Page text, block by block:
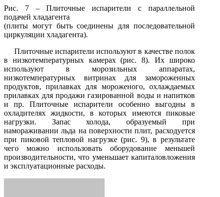
Рис. 7 – Плиточные испарители с параллельной
подачей хладагента
(плиты могут быть соединены для последовательной
циркуляции хладагента).
Плиточные испарители используют в качестве полок
в низкотемпературных камерах (рис. 8). Их широко
используют в морозильных аппаратах,
низкотемпературных витринах для замороженных
продуктов, прилавках для мороженого, охлаждаемых
прилавках для продажи газированной воды и напитков
и пр. Плиточные испарители особенно выгодны в
охладителях жидкости, в которых имеются пиковые
нагрузки. Запас холода, образуемый при
намораживании льда на поверхности плит, расходуется
при пиковой тепловой нагрузке (рис. 9), в результате
чего можно использовать оборудование меньшей
производительности, что уменьшает капиталовложения
и эксплуатационные расходы.